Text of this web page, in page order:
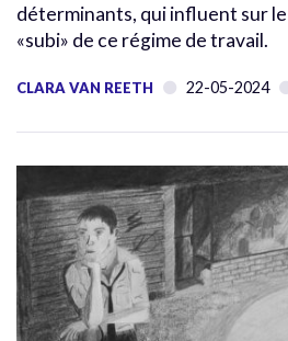
déterminants, qui influent sur
«subi» de ce régime de travail.
CLARA VAN REETH 22-05-2024